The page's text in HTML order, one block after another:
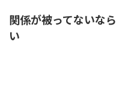
関係が被ってないな
い